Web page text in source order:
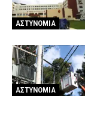
ΑΣΤΥΝΟΜΙΑ
ΑΣΤΥΝΟΜΙΑ